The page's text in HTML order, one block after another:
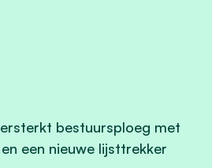
bestuursploeg met
een nieuwe lijsttrekker